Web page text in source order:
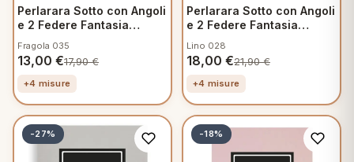
Perlarara Sotto con Angoli
e 2 Federe Fantasia
Fragola 035
13,00 €17,90€
+4 misure
Perlarara Sotto con Angoli
e 2 Federe Fantasia
Lino 028
18,00 €21,90€
+4 misure
-27% -18%